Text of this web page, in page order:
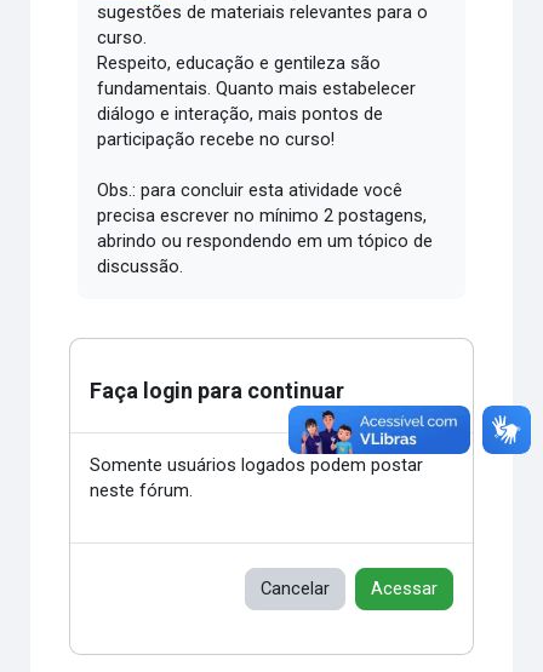
sugestões de materiais relevantes para o
curso.
Respeito, educação e gentileza são
fundamentais.Quanto mais estabelecer
diálogo e interação, mais pontos de
participação recebe no curso!
Obs.: para concluir esta atividade você
precisa escrever no mínimo 2 postagens,
abrindo ou respondendo em um tópico de
discussão.
Faça login para continuar
Somente usuários logados podem postar
neste fórum.
Cancelar Acessar